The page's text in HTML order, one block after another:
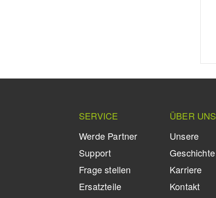
SERVICE
Werde Partner
Support
Frage stellen
Ersatzteile
ÜBER UNS
Unsere
Geschichte
Karriere
Kontakt